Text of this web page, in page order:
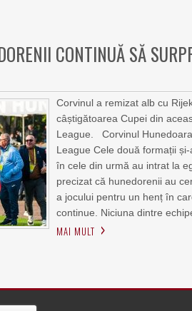
CONTINUĂ SĂ
Corvinul a remizat alb cu
câștigătoarea Cupei din
League. Corvinul
League Cele două formații
în cele din urmă au intrat la
precizat că hunedorenii au
a jocului pentru un henț în
continue. Niciuna dintre
MAI MULT